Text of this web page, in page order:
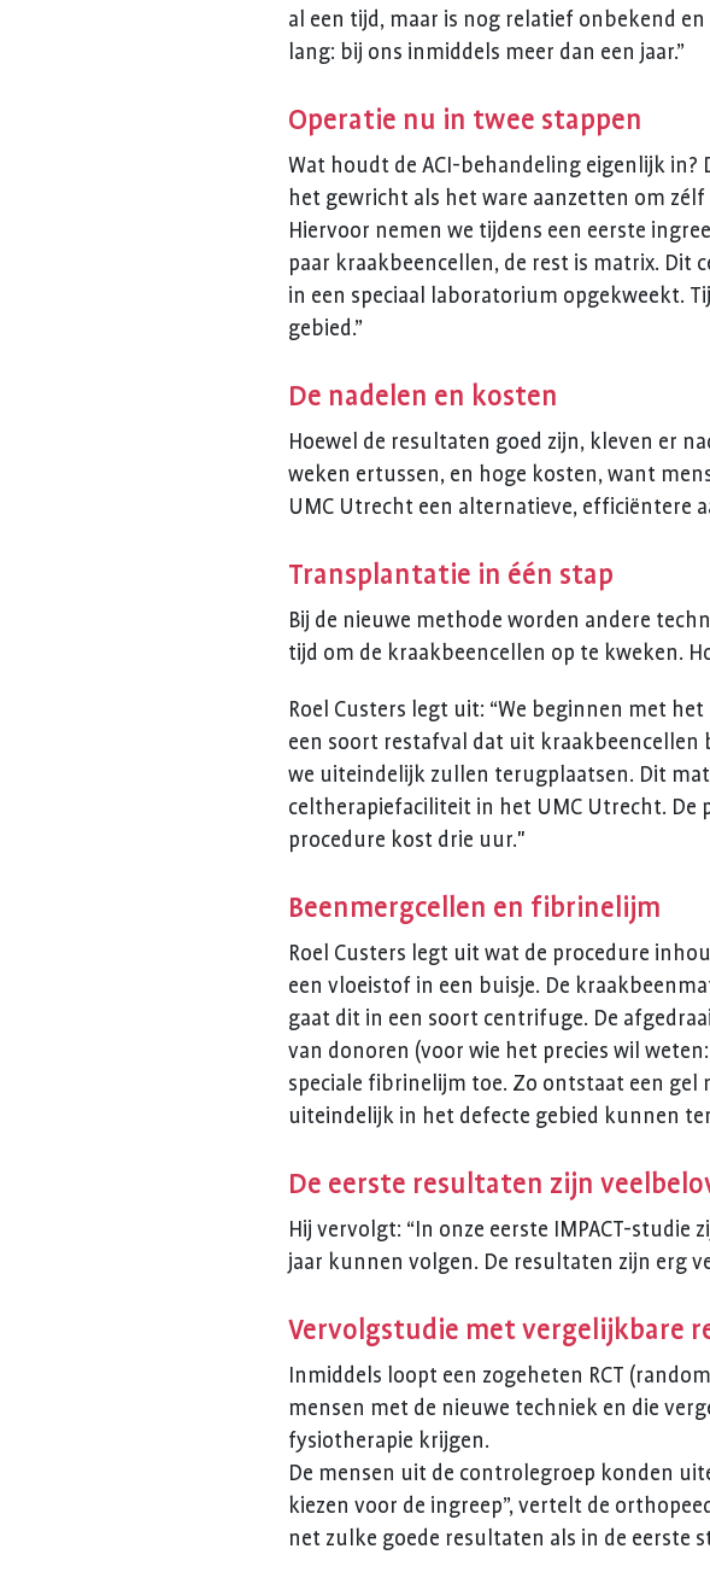
al een tijd, maar is nog relatief onbekend
lang: bij ons inmiddels meer dan een jaar.”
Operatie nu in twee stappen
Wat houdt de ACI-behandeling eigenlijk in?
het gewricht als het ware aanzetten om
Hiervoor nemen we tijdens een eerste
paar kraakbeencellen, de rest is matrix. Dit
in een speciaal laboratorium opgekweekt.
gebied.”
De nadelen en kosten
Hoewel de resultaten goed zijn, kleven er
weken ertussen, en hoge kosten, want
UMC Utrecht een alternatieve, efficiëntere
Transplantatie in één stap
Bij de nieuwe methode worden andere
tijd om de kraakbeencellen op te kweken.
Roel Custers legt uit: “We beginnen met
een soort restafval dat uit kraakbeencellen
we uiteindelijk zullen terugplaatsen. Dit
celtherapiefaciliteit in het UMC Utrecht.
procedure kost drie uur."
Beenmergcellen en fibrinelijm
Roel Custers legt uit wat de procedure
een vloeistof in een buisje. De
gaat dit in een soort centrifuge. De
van donoren (voor wie het precies wil
speciale fibrinelijm toe. Zo ontstaat een gel
uiteindelijk in het defecte gebied kunnen
De eerste resultaten zijn
Hij vervolgt: “In onze eerste IMPACT-
jaar kunnen volgen. De resultaten zijn erg
Vervolgstudie met vergelijkbare
Inmiddels loopt een zogeheten RCT
mensen met de nieuwe techniek en die
fysiotherapie krijgen.
De mensen uit de controlegroep konden
kiezen voor de ingreep”, vertelt de
net zulke goede resultaten als in de eerste